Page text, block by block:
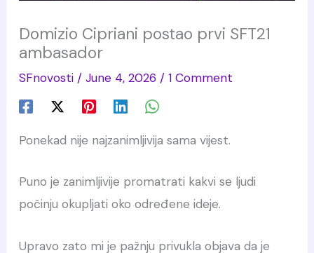
Domizio Cipriani postao prvi SFT21
ambasador
SFnovosti/ June 4, 2026 / 1 Comment
Ponekad nije najzanimljivija sama vijest.
Puno je zanimljivije promatrati kakvi se ljudi
počinju okupljati oko određene ideje.
Upravo zato mi je pažnju privukla objava da je